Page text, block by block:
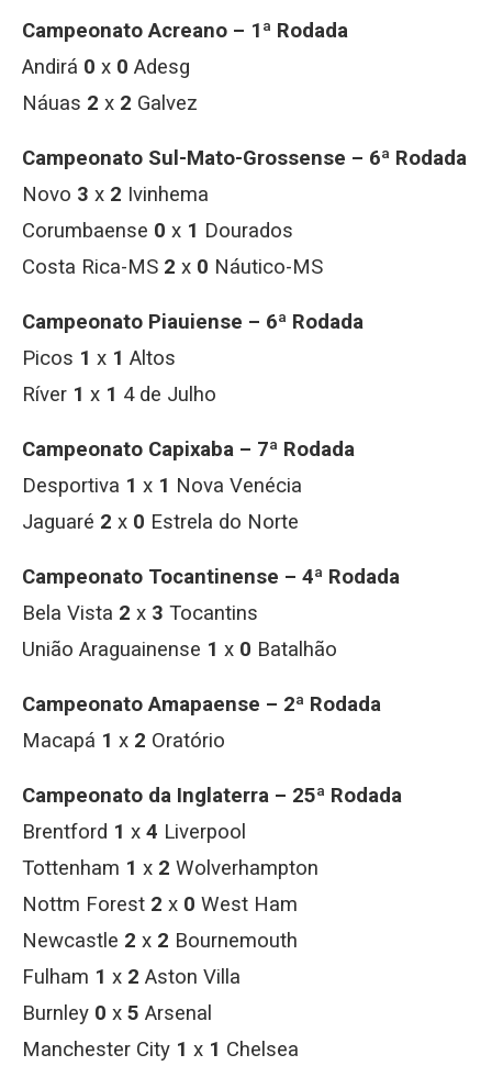
Campeonato Acreano – 1ª Rodada
Andirá 0 x 0 Adesg
Náuas 2 x 2 Galvez
Campeonato Sul-Mato-Grossense – 6ª Rodada
Novo 3 x 2 Ivinhema
Corumbaense 0 x 1 Dourados
Costa Rica-MS 2 x 0 Náutico-MS
Campeonato Piauiense – 6ª Rodada
Picos 1 x 1 Altos
Ríver 1 x 1 4 de Julho
Campeonato Capixaba – 7ª Rodada
Desportiva 1 x 1 Nova Venécia
Jaguaré 2 x 0 Estrela do Norte
Campeonato Tocantinense – 4ª Rodada
Bela Vista 2 x 3 Tocantins
União Araguainense 1 x 0 Batalhão
Campeonato Amapaense – 2ª Rodada
Macapá 1 x 2 Oratório
Campeonato da Inglaterra – 25ª Rodada
Brentford 1 x 4 Liverpool
Tottenham 1 x 2 Wolverhampton
Nottm Forest 2 x 0 West Ham
Newcastle 2 x 2 Bournemouth
Fulham 1 x 2 Aston Villa
Burnley 0 x 5 Arsenal
Manchester City 1 x 1 Chelsea